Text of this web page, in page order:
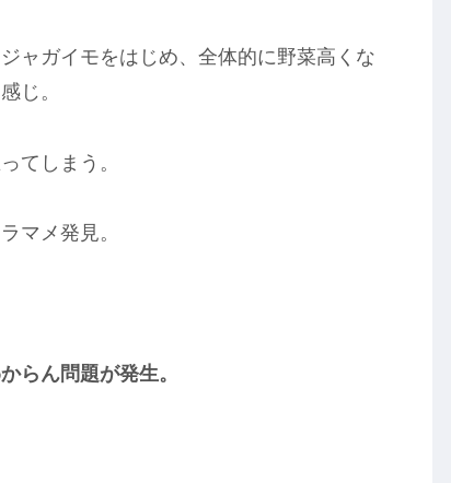
ャガイモをはじめ、全体的に野菜高くな
じ。
てしまう。
マメ発見。
らん問題が発生。